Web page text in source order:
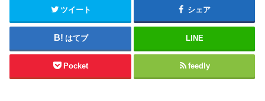
ツイート シェア
はてブ LINE
Pocket feedly